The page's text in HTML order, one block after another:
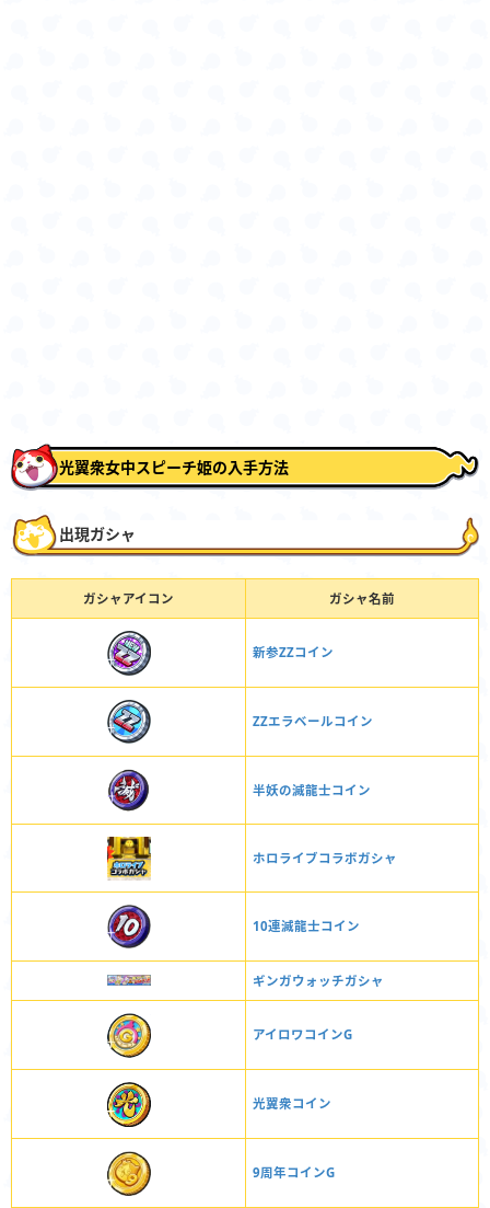
光翼衆女中スピーチ姫の入手方法
出現ガシャ
ガシャアイコン ガシャ名前
新参ZZコイン
ZZエラベールコイン
半妖の滅龍士コイン
ホロライブコラボガシャ
10連滅龍士コイン
ギンガウォッチガシャ
アイロワコインG
光翼衆コイン
9周年コインG